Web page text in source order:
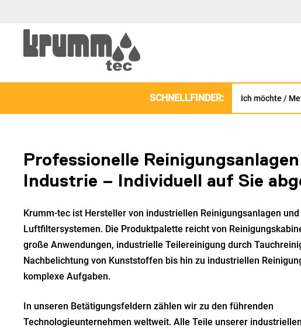
SCHNELLFINDER:
Professionelle
Industrie – Individuell auf Sie
Krumm-tec ist Hersteller von industriellen Reinigungsanlagen und
Luftfiltersystemen. Die Produktpalette reicht von
große Anwendungen, industrielle Teilereinigung durch
Nachbelichtung von Kunststoffen bis hin zu industriellen
komplexe Aufgaben.
In unseren Betätigungsfeldern zählen wir zu den führenden
Technologieunternehmen weltweit. Alle Teile unserer industriellen